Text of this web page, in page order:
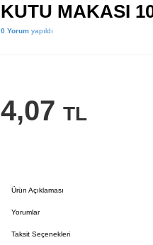
KUTU MAKASI
0 Yorumyapıldı
4,07 TL
Ürün Açıklaması
Yorumlar
Taksit Seçenekleri